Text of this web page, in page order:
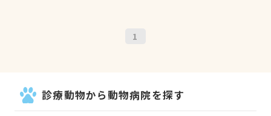
1
診療動物から動物病院を探す